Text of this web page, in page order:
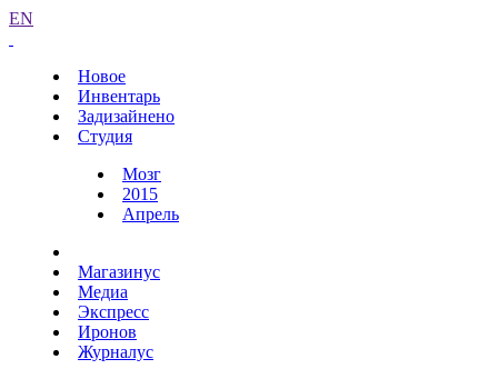
EN
Новое
Инвентарь
Задизайнено
Студия
Мозг
2015
Апрель
Магазинус
Медиа
Экспресс
Иронов
Журналус